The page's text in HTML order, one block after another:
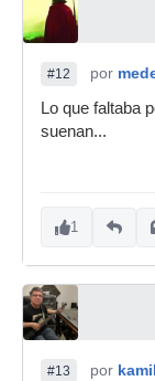
#12 por
Lo que faltaba
suenan...
1
#13 por